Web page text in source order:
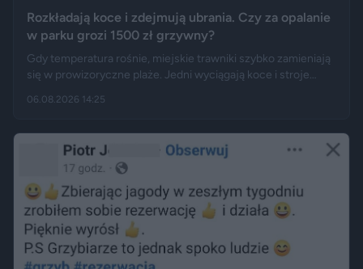
Rozkładają koce i zdejmują ubrania. Czy za opalanie
w parku grozi 1500 zł grzywny?
Gdy temperatura rośnie, miejskie trawniki szybko zamieniają
się w prowizoryczne plaże. Jedni wyciągają koce i stroje
legalne. Jak opisują Gazeta.pl i „Rzeczpospolita”, samo
przez nagość, złamanie regulaminu parku albo zajęcie
trawnika, który nie został przeznaczony do rekreacji.
06.08.2026 14:25